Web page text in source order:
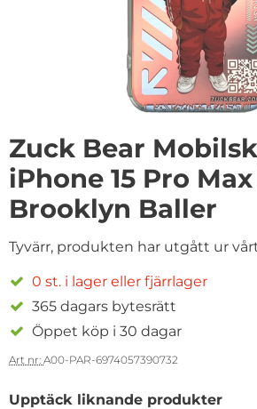
Zuck Bear
iPhone 15 Pro
Brooklyn Baller
Tyvärr, produkten har utgått ur
0 st. i lager eller fjärrlager
365 dagars bytesrätt
Öppet köp i 30 dagar
Art nr: A00-PAR-6974057390732
Upptäck liknande produkter